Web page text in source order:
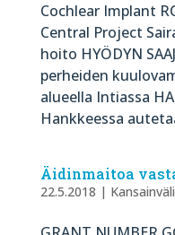
Cochlear Implant
Central Project
hoito HYÖDYN
perheiden
alueella Intiassa
Hankkeessa
Äidinmaitoa
22.5.2018 |